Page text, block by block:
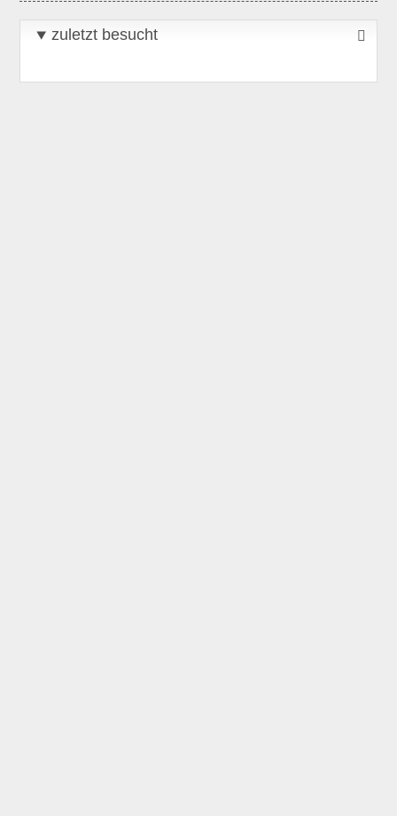
zuletzt besucht